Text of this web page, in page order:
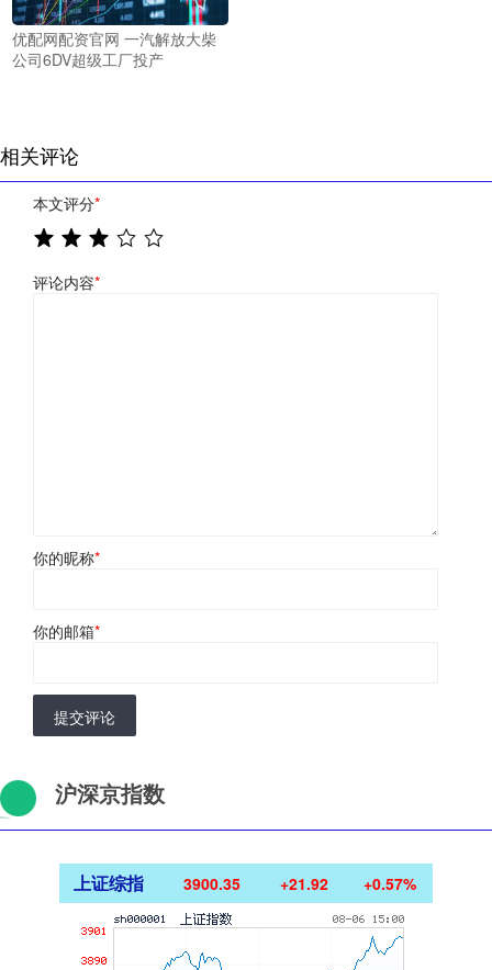
优配网配资官网 一汽解放大柴
公司6DV超级工厂投产
相关评论
本文评分*
评论内容*
你的昵称*
你的邮箱*
提交评论
沪深京指数
上证综指 3900.35 +21.92 +0.57%